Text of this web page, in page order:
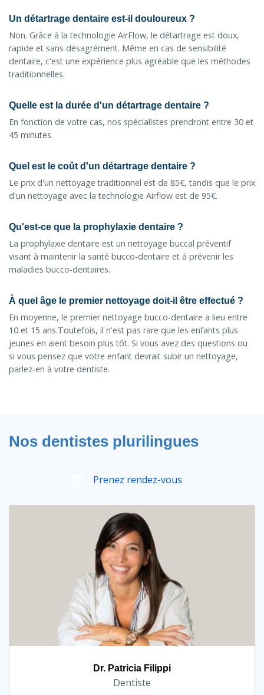
Un détartrage dentaire est-il douloureux ?
Non. Grâce à la technologie AirFlow, le détartrage est doux,
rapide et sans désagrément. Même en cas de sensibilité
dentaire, c'est une expérience plus agréable que les méthodes
traditionnelles.
Quelle est la durée d'un détartrage dentaire ?
En fonction de votre cas, nos spécialistes prendront entre 30 et
45 minutes.
Quel est le coût d'un détartrage dentaire ?
Le prix d'un nettoyage traditionnel est de 85€, tandis que le prix
d'un nettoyage avec la technologie Airflow est de 95€.
Qu'est-ce que la prophylaxie dentaire ?
La prophylaxie dentaire est un nettoyage buccal préventif
visant à maintenir la santé bucco-dentaire et à prévenir les
maladies bucco-dentaires.
À quel âge le premier nettoyage doit-il être effectué ?
En moyenne, le premier nettoyage bucco-dentaire a lieu entre
10 et 15 ans.Toutefois, il n'est pas rare que les enfants plus
jeunes en aient besoin plus tôt. Si vous avez des questions ou
si vous pensez que votre enfant devrait subir un nettoyage,
parlez-en à votre dentiste.
Nos dentistes plurilingues
Prenez rendez-vous
Dr. Patricia Filippi
Dentiste